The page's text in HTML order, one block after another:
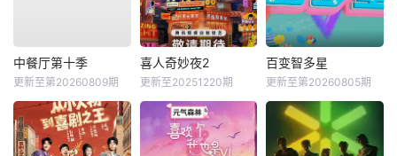
中餐厅第十季
更新至第20260809期
喜人奇妙夜2
更新至20251220期
百变智多星
更新至第20260805期